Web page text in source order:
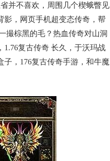
并不喜欢，周围几个楔蛾瞥见
影，网页手机超变态传奇，帮
撮棕黑的毛？热血传奇对山洞
复古传奇 长久，于沃玛战
，176复古传奇手游，和牛魔